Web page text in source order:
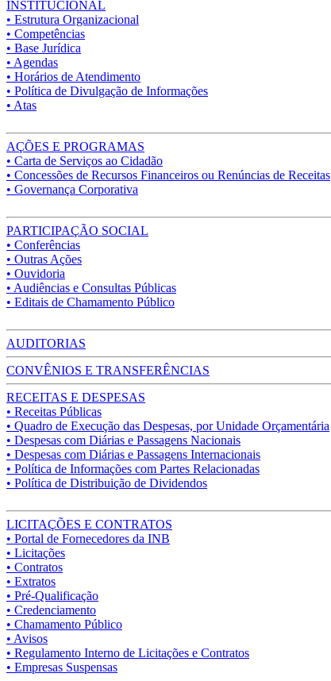
INSTITUCIONAL
• Estrutura Organizacional
• Competências
• Base Jurídica
• Agendas
• Horários de Atendimento
• Política de Divulgação de Informações
• Atas
AÇÕES E PROGRAMAS
• Carta de Serviços ao Cidadão
• Concessões de Recursos Financeiros ou Renúncias de Receitas
• Governança Corporativa
PARTICIPAÇÃO SOCIAL
• Conferências
• Outras Ações
• Ouvidoria
• Audiências e Consultas Públicas
• Editais de Chamamento Público
AUDITORIAS
CONVÊNIOS E TRANSFERÊNCIAS
RECEITAS E DESPESAS
• Receitas Públicas
• Quadro de Execução das Despesas, por Unidade Orçamentária
• Despesas com Diárias e Passagens Nacionais
• Despesas com Diárias e Passagens Internacionais
• Política de Informações com Partes Relacionadas
• Política de Distribuição de Dividendos
LICITAÇÕES E CONTRATOS
• Portal de Fornecedores da INB
• Licitações
• Contratos
• Extratos
• Pré-Qualificação
• Credenciamento
• Chamamento Público
• Avisos
• Regulamento Interno de Licitações e Contratos
• Empresas Suspensas